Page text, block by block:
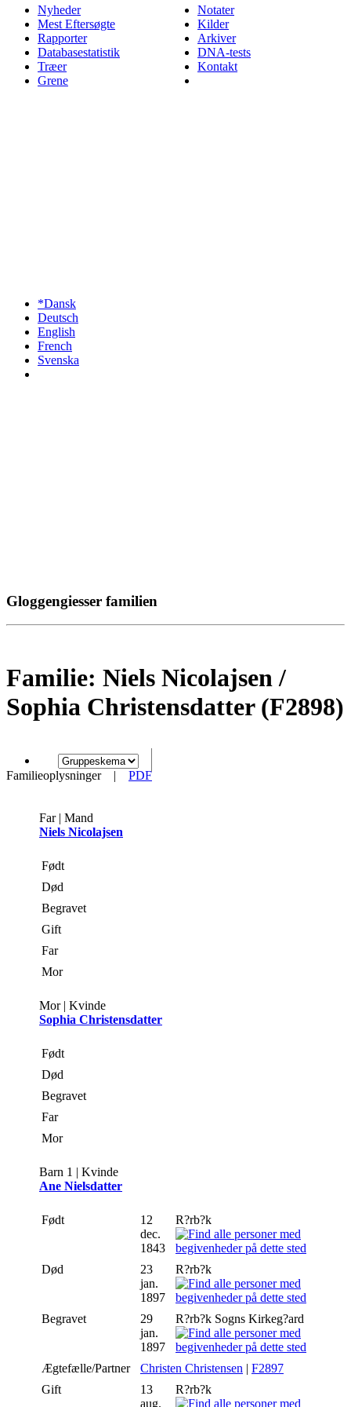
Nyheder
Mest Eftersøgte
Rapporter
Databasestatistik
Træer
Grene
Notater
Kilder
Arkiver
DNA-tests
Kontakt
*Dansk
Deutsch
English
French
Svenska
Gloggengiesser familien
Familie: Niels Nicolajsen /
Sophia Christensdatter (F2898)
Familieoplysninger| PDF
Far | Mand
Niels Nicolajsen
Født
Død
Begravet
Gift
Far
Mor
Mor | Kvinde
Sophia Christensdatter
Født
Død
Begravet
Far
Mor
Barn 1 | Kvinde
Ane Nielsdatter
Født
12
dec.
1843
R?rb?k
Død
23
jan.
1897
R?rb?k
Begravet
29
jan.
1897
R?rb?k Sogns Kirkeg?ard
Ægtefælle/Partner Christen Christensen | F2897
Gift
13
aug.
R?rb?k